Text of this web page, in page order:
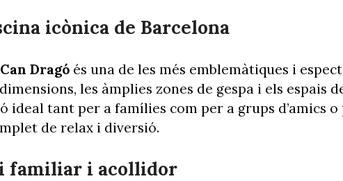
icònica de Barcelona
Can Dragó és una de les més emblemàtiques i
les àmplies zones de gespa i els espais
ideal tant per a famílies com per a grups d’amics o
de relax i diversió.
familiar i acollidor